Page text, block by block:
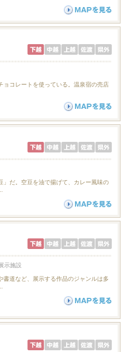
ョコレートを使っている。温泉宿の売店
」だ。空豆を油で揚げて、カレー風味の
示施設
道など、展示する作品のジャンルは多